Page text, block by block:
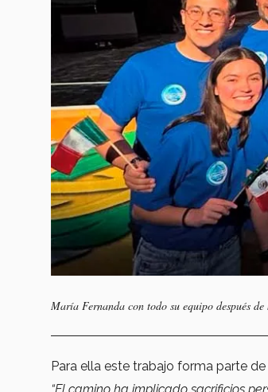
María Fernanda con todo su equipo después
Para ella este trabajo forma parte